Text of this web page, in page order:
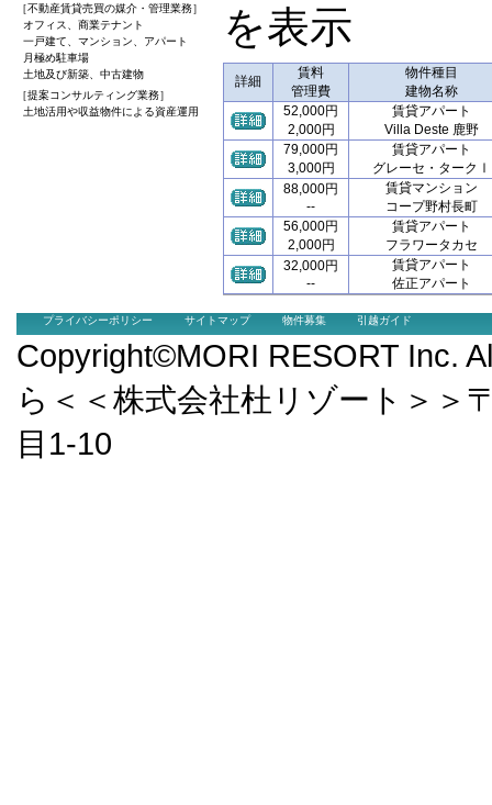
を表示
詳細
賃料
管理費
物件種目
建物名称
52,000円
2,000円
賃貸アパート
Villa Deste 鹿野
79,000円
3,000円
賃貸アパート
グレーセ・タークⅠ
88,000円
--
賃貸マンション
コープ野村長町
56,000円
2,000円
賃貸アパート
フラワータカセ
32,000円
--
賃貸アパート
佐正アパート
［不動産賃貸売買の媒介・管理業務］
オフィス、商業テナント
一戸建て、マンション、アパート
月極め駐車場
土地及び新築、中古建物
［提案コンサルティング業務］
土地活用や収益物件による資産運用
プライバシーポリシー サイトマップ 物件募集 引越ガイド
Copyright©MORI RESORT Inc.
ら＜＜株式会社杜リゾート＞＞
目1-10